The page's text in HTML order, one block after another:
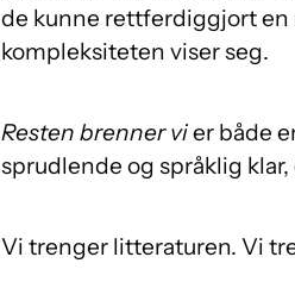
de kunne rettferdiggjort
kompleksiteten viser seg.
Resten brenner vier både
sprudlende og språklig
Vi trenger litteraturen. Vi